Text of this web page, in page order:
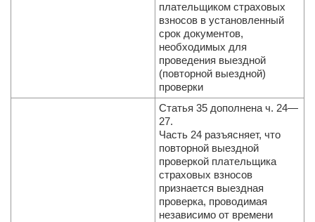
плательщиком страховых
взносов в установленный
срок документов,
необходимых для
проведения выездной
(повторной выездной)
проверки
Статья 35 дополнена ч. 24—
27.
Часть 24 разъясняет, что
повторной выездной
проверкой плательщика
страховых взносов
признается выездная
проверка, проводимая
независимо от времени